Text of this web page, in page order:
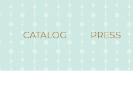
CATALOG PRESS